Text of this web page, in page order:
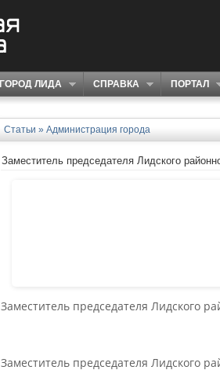
ГОРОД ЛИДА СПРАВКА ПОРТАЛ
Статьи » Администрация города
Заместитель председателя Лидского
Заместитель председателя Лидского
Заместитель председателя Лидского